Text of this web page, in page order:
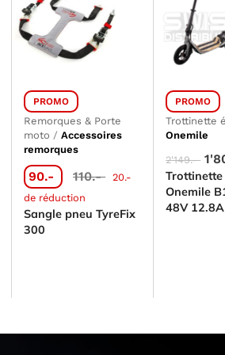
PROMO
Remorques & Porte
moto /Accessoires
remorques
90.- 110.-
20.-
de réduction
Sangle pneu TyreFix
300
PROMO
Trottinette
Onemile
2'149.-
Onemile
48V